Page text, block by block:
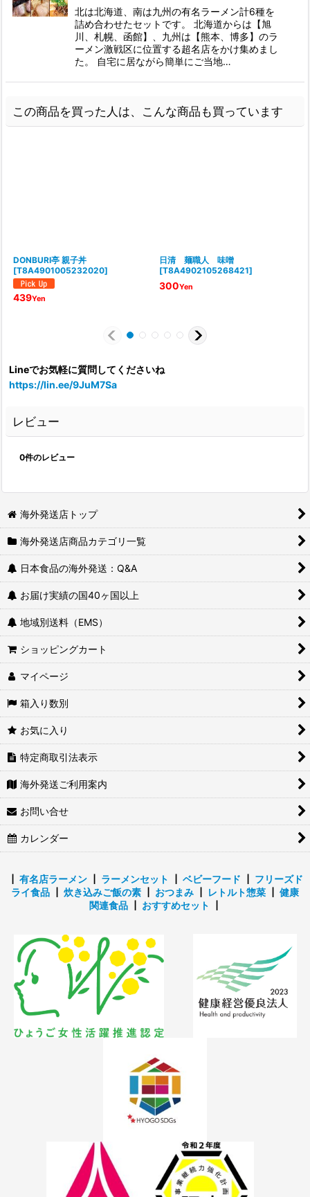
北は北海道、南は九州の有名ラーメン計6種を
詰め合わせたセットです。 北海道からは【旭
川、札幌、函館】、九州は【熊本、博多】のラ
ーメン激戦区に位置する超名店をかけ集めまし
た。 自宅に居ながら簡単にご当地…
この商品を買った人は、こんな商品も買っています
DONBURI亭 親子丼
[T8A4901005232020]
439Yen
日清 麺職人 味噌
[T8A4902105268421]
300Yen
Lineでお気軽に質問してくださいね
https://lin.ee/9JuM7Sa
レビュー
0件のレビュー
海外発送店トップ
海外発送店商品カテゴリ一覧
日本食品の海外発送：Q&A
お届け実績の国40ヶ国以上
地域別送料（EMS）
ショッピングカート
マイページ
箱入り数別
お気に入り
特定商取引法表示
海外発送ご利用案内
お問い合せ
カレンダー
有名店ラーメン┃ ラーメンセット ベビーフード
フリーズド
ライ食品
炊き込みご飯の素 おつまみ レトルト惣菜
健康
関連食品┃ おすすめセット